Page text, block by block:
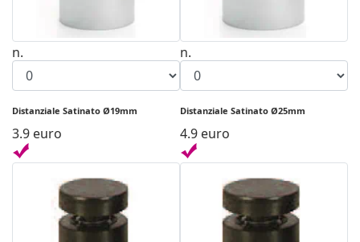
n.
Distanziale Satinato Ø19mm
3.9 euro
n.
Distanziale Satinato Ø25mm
4.9 euro